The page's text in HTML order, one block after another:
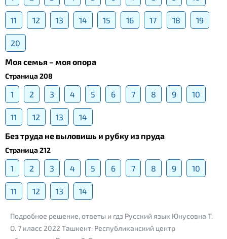
11 12 13 14 15 16 17 18 19
20
Моя семья – моя опора
Страница 208
1 2 3 4 5 6 7 8 9 10
11 12 13
14
Без труда не выловишь и рубку из пруда
Страница 212
1 2 3 4 5 6 7 8 9 10
11 12 13 14
Подробное решение, ответы и гдз Русский язык Юнусовна Т.
О. 7 класс 2022 Ташкент: Республиканский центр